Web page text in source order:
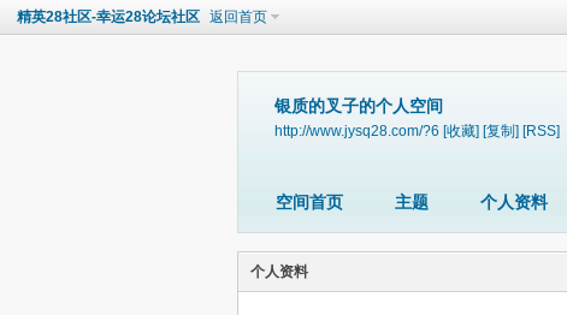
精英28社区-幸运28论坛社区 返回首页
银质的叉子的个人空间
http://www.jysq28.com/?6 [收藏] [复制] [RSS]
空间首页 主题 个人资料
个人资料